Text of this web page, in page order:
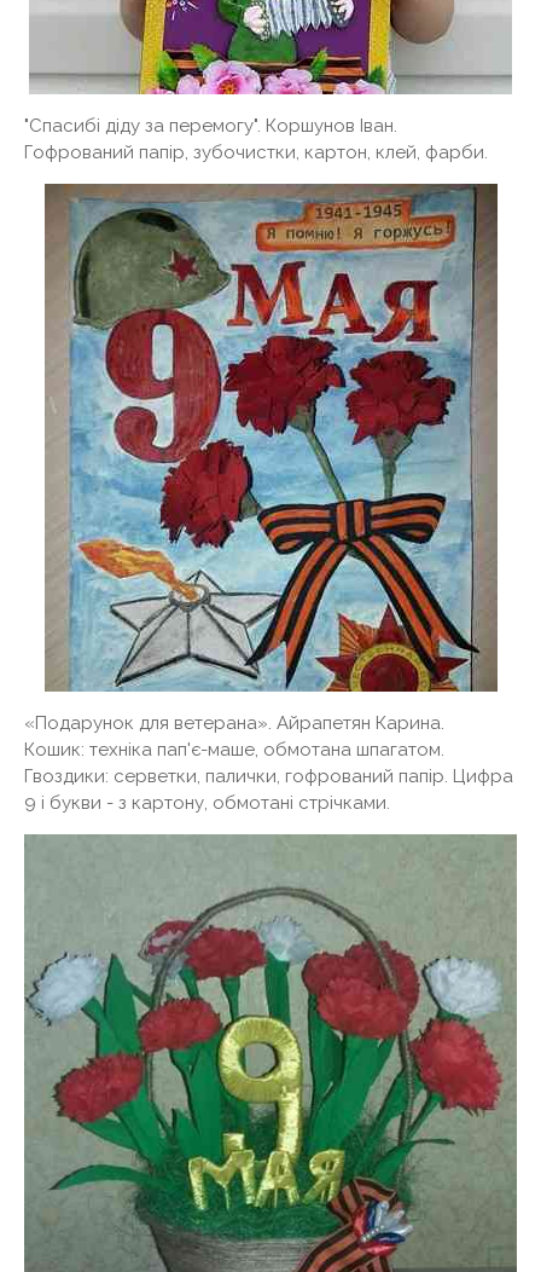
"Спасибі діду за перемогу". Коршунов Іван.
Гофрований папір, зубочистки, картон, клей, фарби.
«Подарунок для ветерана». Айрапетян Карина.
Кошик: техніка пап'є-маше, обмотана шпагатом.
Гвоздики: серветки, палички, гофрований папір. Цифра
9 і букви - з картону, обмотані стрічками.